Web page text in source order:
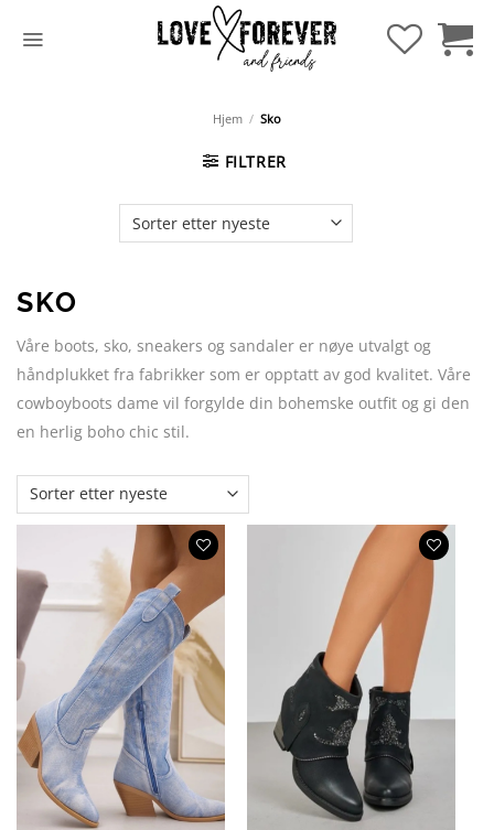
Hjem / Sko
FILTRER
SKO
Våre boots, sko, sneakers og sandaler er nøye utvalgt og
håndplukket fra fabrikker som er opptatt av god kvalitet. Våre
cowboyboots dame vil forgylde din bohemske outfit og gi den
en herlig boho chic stil.